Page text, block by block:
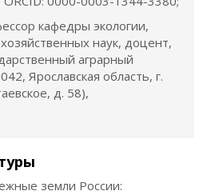
кафедры экологии,
наук, доцент,
аграрный
Ярославская область, г.
д. 58),
земли России: